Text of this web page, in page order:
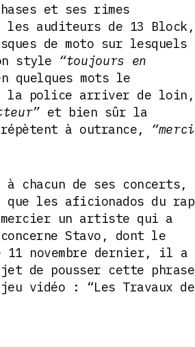
et ses rimes
les auditeurs de 13 Block,
de moto sur lesquels
style “toujours en
mots le
la police arriver de loin,
et bien sûr la
à outrance, “merci
chacun de ses concerts,
que les aficionados du rap
un artiste qui a
Stavo, dont le
novembre dernier, il a
de pousser cette phrase
vidéo : “Les Travaux de